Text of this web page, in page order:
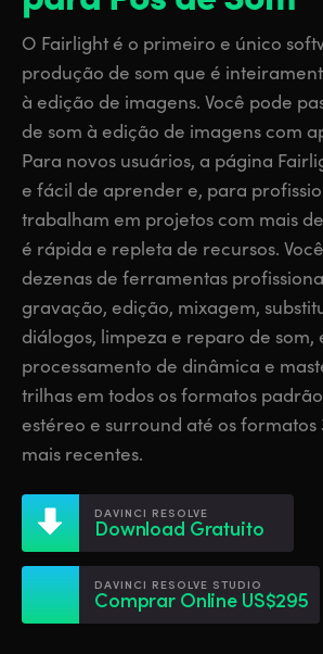
Fusion
Fairlight
Colaboração
Teclado
Painéis
Consoles
Studio
Mídias
Treinamento
Especificações
France
Germany
Hong Kong SAR, China
Italy
Japan
Korea
Mexico
New Zealand
Norway
Poland
France
Germany
Hong Kong SAR, China
Italy
Japan
Korea
Mexico
New Zealand
Norway
Poland
O Fairlight é o primeiro e único
produção de som que é
à edição de imagens. Você pode
de som à edição de imagens com
Para novos usuários, a página
e fácil de aprender e, para
trabalham em projetos com mais
é rápida e repleta de recursos.
dezenas de ferramentas
gravação, edição, mixagem,
diálogos, limpeza e reparo de som,
processamento de dinâmica e
trilhas em todos os formatos
estéreo e surround até os formatos
mais recentes.
DAVINCI RESOLVE
Download Gratuito
DAVINCI RESOLVE STUDIO
Comprar Online US$295